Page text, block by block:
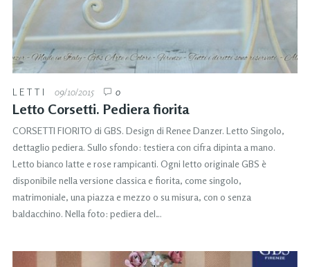
LETTI 09/10/2015 0
Letto Corsetti. Pediera fiorita
CORSETTI FIORITO di GBS. Design di Renee Danzer. Letto Singolo,
dettaglio pediera. Sullo sfondo: testiera con cifra dipinta a mano.
Letto bianco latte e rose rampicanti. Ogni letto originale GBS è
disponibile nella versione classica e fiorita, come singolo,
matrimoniale, una piazza e mezzo o su misura, con o senza
baldacchino. Nella foto: pediera del…